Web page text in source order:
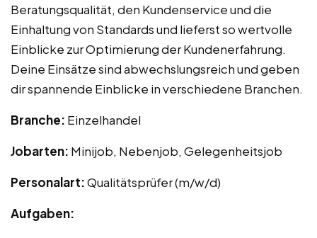
Beratungsqualität, den Kundenservice und die
Einhaltung von Standards und lieferst so wertvolle
Einblicke zur Optimierung der Kundenerfahrung.
Deine Einsätze sind abwechslungsreich und geben
dir spannende Einblicke in verschiedene Branchen.
Branche: Einzelhandel
Jobarten: Minijob, Nebenjob, Gelegenheitsjob
Personalart:Qualitätsprüfer (m/w/d)
Aufgaben: